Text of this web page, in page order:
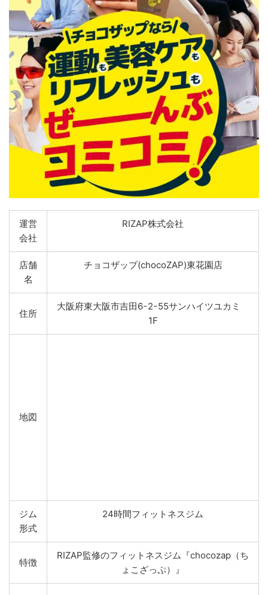
運営
会社
RIZAP株式会社
店舗
名
チョコザップ(chocoZAP)東花園店
住所
大阪府東大阪市吉田6ｰ2ｰ55サンハイツユカミ
1F
地図
ジム
形式
24時間フィットネスジム
特徴
RIZAP監修のフィットネスジム『chocozap（ち
ょこざっぷ）』